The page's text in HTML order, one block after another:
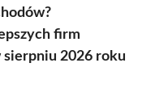
firm
2026 roku